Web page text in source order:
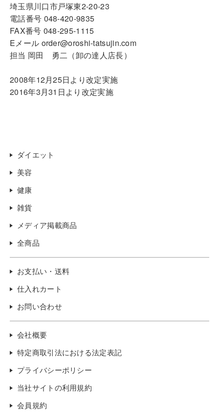
埼玉県川口市戸塚東2-20-23
電話番号 048-420-9835
FAX番号 048-295-1115
Eメール order@oroshi-tatsujin.com
担当 岡田 勇二（卸の達人店長）
2008年12月25日より改定実施
2016年3月31日より改定実施
ダイエット
美容
健康
雑貨
メディア掲載商品
全商品
お支払い・送料
仕入れカート
お問い合わせ
会社概要
特定商取引法における法定表記
プライバシーポリシー
当社サイトの利用規約
会員規約